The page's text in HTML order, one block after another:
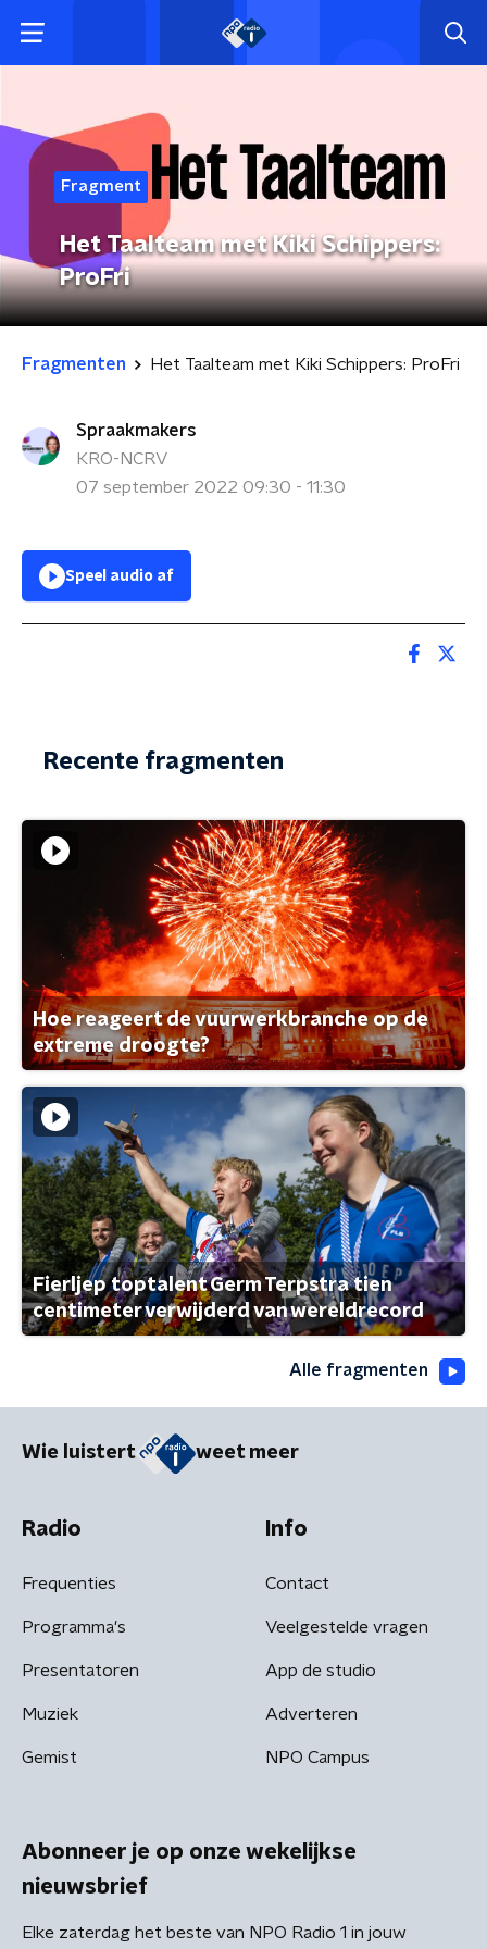
Fragment
Het Taalteam met Kiki Schippers:
ProFri
Fragmenten Het Taalteam met Kiki Schippers: ProFri
Spraakmakers
KRO-NCRV
07 september 2022 09:30 - 11:30
Speel audio af
Recente fragmenten
Hoe reageert de vuurwerkbranche op de
extreme droogte?
Fierljep toptalent Germ Terpstra tien
centimeter verwijderd van wereldrecord
Alle fragmenten
Wie luistert weet meer
Radio
Frequenties
Programma's
Presentatoren
Muziek
Gemist
Info
Contact
Veelgestelde vragen
App de studio
Adverteren
NPO Campus
Abonneer je op onze wekelijkse
nieuwsbrief
Elke zaterdag het beste van NPO Radio 1 in jouw